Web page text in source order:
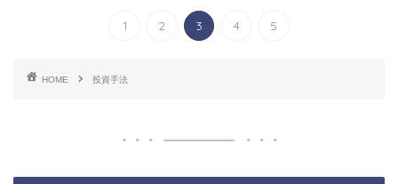
1 2 3 4 5
HOME 投資手法